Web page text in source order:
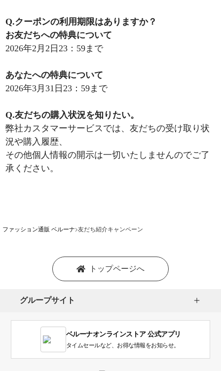
ファッション通販 ベルーナ 友だち紹介キャンペーン
Q.クーポンの利用期限はありますか？
お友だちへの特典について
2026年2月2日23：59まで
あなたへの特典について
2026年3月31日23：59まで
Q.友だちの購入状況を知りたい。
弊社カスタマーサービスでは、友だちの受け取り状
況や購入履歴、
その他個人情報の開示は一切いたしませんのでご了
承ください。
トップページへ
グループサイト
ベルーナオンラインストア 公式アプリ
タイムセールなど、お得な情報をお知らせ。